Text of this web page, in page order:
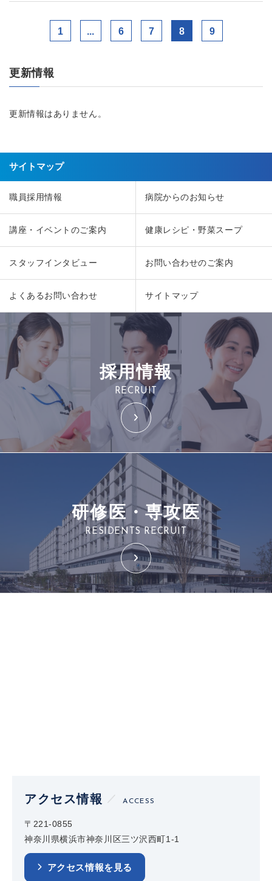
1 ... 6 7 8 9
更新情報
更新情報はありません。
サイトマップ
職員採用情報 病院からのお知らせ
講座・イベントのご案内 健康レシピ・野菜スープ
スタッフインタビュー お問い合わせのご案内
よくあるお問い合わせ サイトマップ
採用情報
RECRUIT
研修医・専攻医
RESIDENTS RECRUIT
アクセス情報 ACCESS
〒221-0855
神奈川県横浜市神奈川区三ツ沢西町1-1
アクセス情報を見る